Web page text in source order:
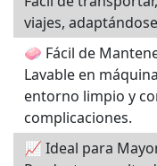
viajes,
🧼 Fácil de
Lavable en
entorno limpio y
complicaciones.
📈 Ideal para